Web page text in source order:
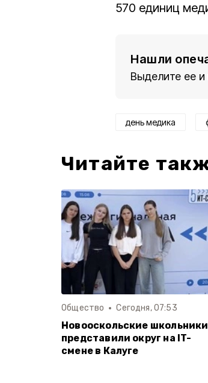
570 единиц
Нашли
Выделите ее
день медика
Читайте
Общество Сегодня, 07:53
Новооскольские школьники
представили округ на IT-
смене в Калуге